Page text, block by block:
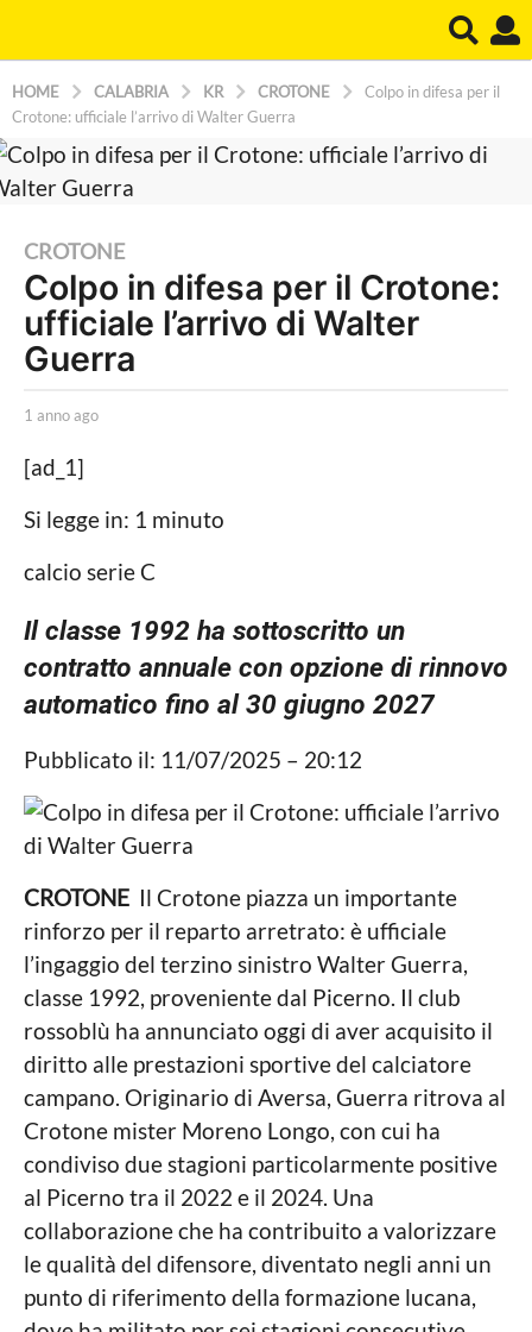
HOME CALABRIA KR CROTONE
Colpo in difesa per il
Crotone: ufficiale l’arrivo di Walter Guerra
1
a
n
n
a
o
1
n
n
a
g
o
CROTONE
Colpo in difesa per il Crotone:
ufficiale l’arrivo di Walter
Guerra
b
L
a
P
o
i
i
c
a
o
a
e
1 anno ago
a
o
[ad_1]
Si legge in: 1 minuto
calcio serie C
Il classe 1992 ha sottoscritto un
contratto annuale con opzione di rinnovo
automatico fino al 30 giugno 2027
Pubblicato il: 11/07/2025 – 20:12
CROTONE Il Crotone piazza un importante
rinforzo per il reparto arretrato: è ufficiale
l’ingaggio del terzino sinistro Walter Guerra,
classe 1992, proveniente dal Picerno. Il club
rossoblù ha annunciato oggi di aver acquisito il
diritto alle prestazioni sportive del calciatore
campano. Originario di Aversa, Guerra ritrova al
Crotone mister Moreno Longo, con cui ha
condiviso due stagioni particolarmente positive
al Picerno tra il 2022 e il 2024. Una
collaborazione che ha contribuito a valorizzare
le qualità del difensore, diventato negli anni un
punto di riferimento della formazione lucana,